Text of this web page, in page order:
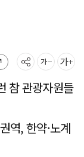
참 관광자원들
역, 한약·노계